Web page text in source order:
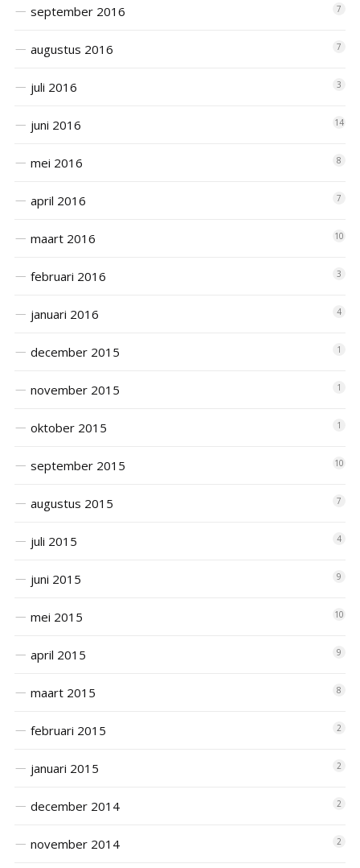
september 2016 7
augustus 2016 7
juli 2016 3
juni 2016 14
mei 2016 8
april 2016 7
maart 2016 10
februari 2016 3
januari 2016 4
december 2015 1
november 2015 1
oktober 2015 1
september 2015 10
augustus 2015 7
juli 2015 4
juni 2015 9
mei 2015 10
april 2015 9
maart 2015 8
februari 2015 2
januari 2015 2
december 2014 2
november 2014 2